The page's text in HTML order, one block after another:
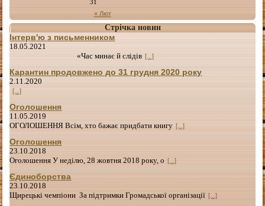
« Лют
31
Стрічка новин
Інтерв'ю з письменником
18.05.2021
«Час минає й слідів [...]
Карантин продовжено до 31 грудня 2020 року
2.11.2020
[...]
Оголошення
11.05.2019
ОГОЛОШЕННЯ Всім, хто бажає придбати книгу [...]
Оголошення
23.10.2018
Оголошення У неділю, 28 жовтня 2018 року, о [...]
Єдиноборства
23.10.2018
Щирецькі чемпіони За підтримки Громадської організації [...]